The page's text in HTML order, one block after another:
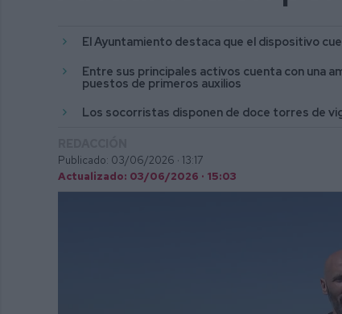
El Ayuntamiento destaca que el dispositivo
Entre sus principales activos cuenta con una
puestos de primeros auxilios
Los socorristas disponen de doce torres de
Publicado: 03/06/2026 · 13:17
Actualizado: 03/06/2026 · 15:03